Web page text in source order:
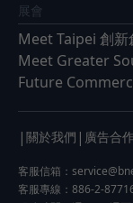
展會
Meet Taipei 創新
Meet Greater
Future
| 關於我們 | 廣告合
客服信箱：
客服專線：886-2-